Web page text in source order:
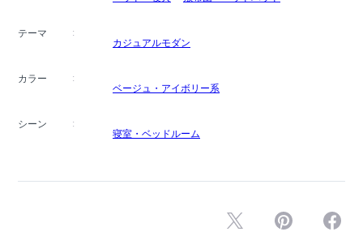
テーマ
カジュアルモダン
カラー
ベージュ・アイボリー系
シーン
寝室・ベッドルーム